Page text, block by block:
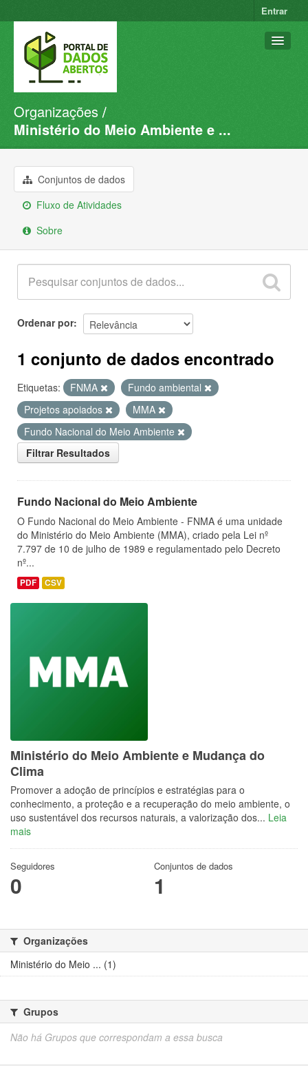
Entrar
Conjuntos de dados
Organizações
Sobre
Organizações
Ministério do Meio Ambiente e ...
Conjuntos de dados
Fluxo de Atividades
Sobre
Ordenar por
1 conjunto de dados encontrado
Etiquetas: FNMA
Fundo ambiental
Projetos apoiados
MMA
Fundo Nacional do Meio Ambiente
Filtrar Resultados
Fundo Nacional do Meio Ambiente
O Fundo Nacional do Meio Ambiente - FNMA é uma unidade
do Ministério do Meio Ambiente (MMA), criado pela Lei nº
7.797 de 10 de julho de 1989 e regulamentado pelo Decreto
nº...
PDF CSV
Ministério do Meio Ambiente e Mudança do
Clima
Promover a adoção de princípios e estratégias para o
conhecimento, a proteção e a recuperação do meio ambiente, o
uso sustentável dos recursos naturais, a valorização dos... Leia
mais
Seguidores
0
Conjuntos de dados
1
Organizações
Ministério do Meio ... (1)
Grupos
Não há Grupos que correspondam a essa busca